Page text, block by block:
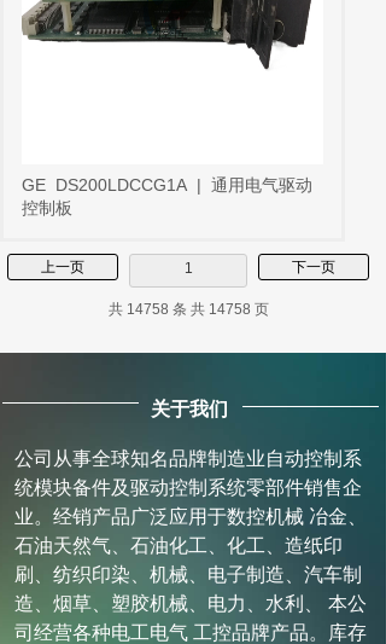
GE DS200LDCCG1A | 通用电气驱动
控制板
上一页 1 下一页
共 14758 条 共 14758 页
关于我们
公司从事全球知名品牌制造业自动控制系
统模块备件及驱动控制系统零部件销售企
业。经销产品广泛应用于数控机械 冶金、
石油天然气、石油化工、化工、造纸印
刷、纺织印染、机械、电子制造、汽车制
造、烟草、塑胶机械、电力、水利、 本公
司经营各种电工电气 工控品牌产品。库存